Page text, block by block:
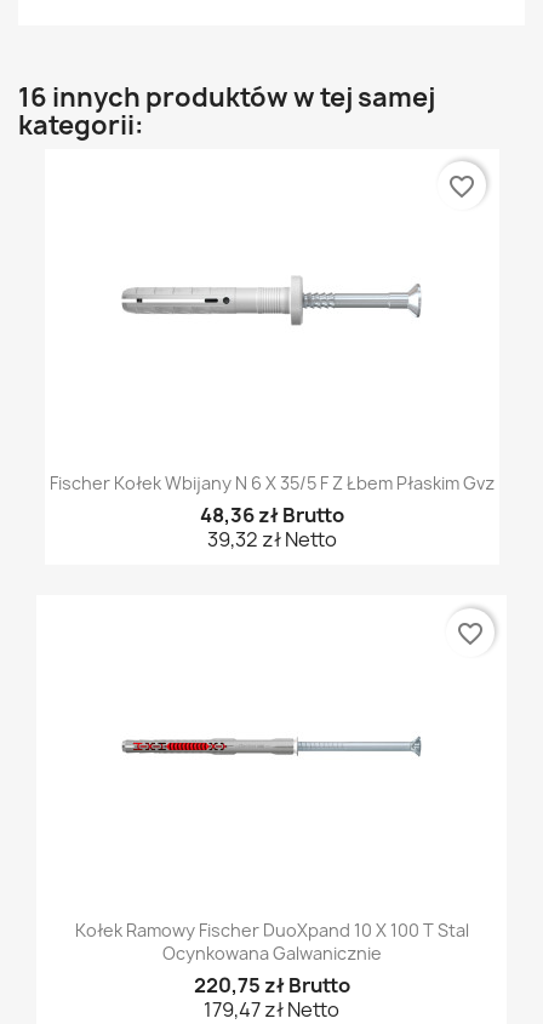
16 innych produktów w tej samej
kategorii:
Fischer Kołek Wbijany N 6 X 35/5 F Z Łbem Płaskim Gvz
48,36 zł Brutto
39,32 zł Netto
favorite_border
Kołek Ramowy Fischer DuoXpand 10 X 100 T Stal
Ocynkowana Galwanicznie
220,75 zł Brutto
179,47 zł Netto
favorite_border